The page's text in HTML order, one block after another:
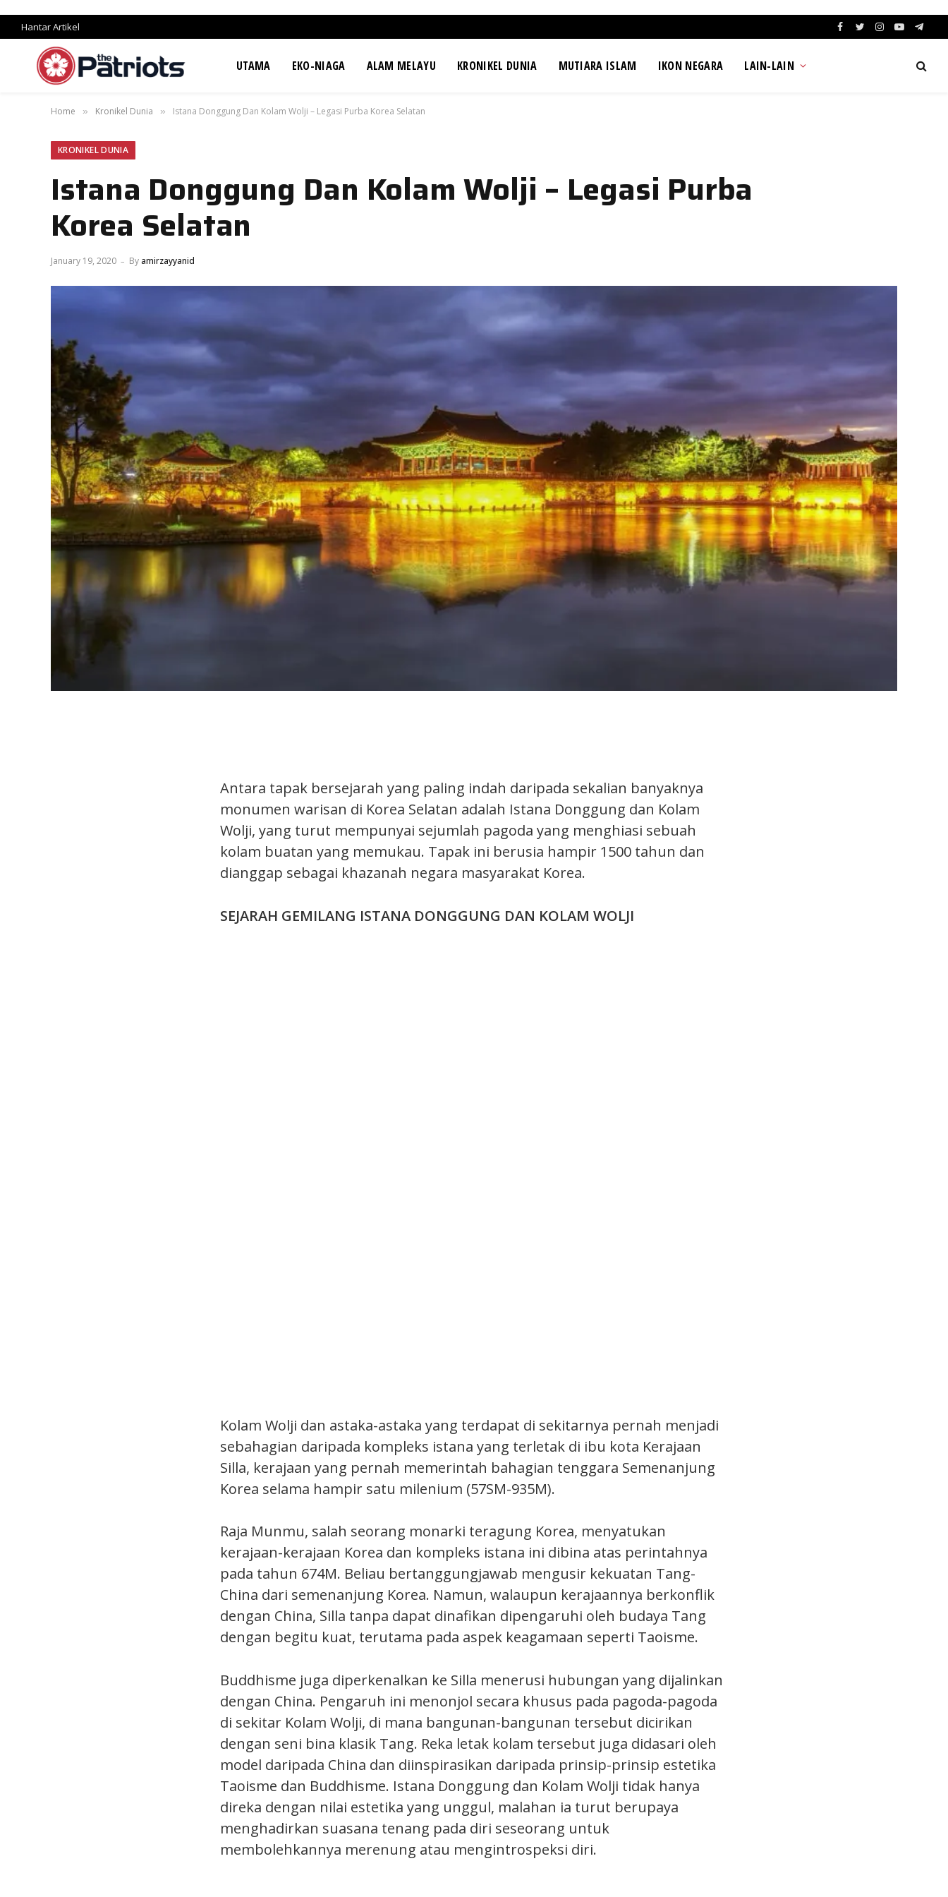
Hantar Artikel Facebook
TwitterInstagram
YouTube
UTAMA EKO-NIAGA ALAM MELAYU KRONIKEL DUNIA MUTIARA ISLAM IKON NEGARA LAIN-LAIN
Home » Kronikel Dunia » Istana Donggung Dan Kolam Wolji – Legasi Purba Korea Selatan
KRONIKEL DUNIA
Istana Donggung Dan Kolam Wolji – Legasi Purba
Korea Selatan
January 19, 2020 By amirzayyanid
Antara tapak bersejarah yang paling indah daripada sekalian banyaknya
monumen warisan di Korea Selatan adalah Istana Donggung dan Kolam
Wolji, yang turut mempunyai sejumlah pagoda yang menghiasi sebuah
kolam buatan yang memukau. Tapak ini berusia hampir 1500 tahun dan
dianggap sebagai khazanah negara masyarakat Korea.
SEJARAH GEMILANG ISTANA DONGGUNG DAN KOLAM WOLJI
Kolam Wolji dan astaka-astaka yang terdapat di sekitarnya pernah menjadi
sebahagian daripada kompleks istana yang terletak di ibu kota Kerajaan
Silla, kerajaan yang pernah memerintah bahagian tenggara Semenanjung
Korea selama hampir satu milenium (57SM-935M).
Raja Munmu, salah seorang monarki teragung Korea, menyatukan
kerajaan-kerajaan Korea dan kompleks istana ini dibina atas perintahnya
pada tahun 674M. Beliau bertanggungjawab mengusir kekuatan Tang-
China dari semenanjung Korea. Namun, walaupun kerajaannya berkonflik
dengan China, Silla tanpa dapat dinafikan dipengaruhi oleh budaya Tang
dengan begitu kuat, terutama pada aspek keagamaan seperti Taoisme.
Buddhisme juga diperkenalkan ke Silla menerusi hubungan yang dijalinkan
dengan China. Pengaruh ini menonjol secara khusus pada pagoda-pagoda
di sekitar Kolam Wolji, di mana bangunan-bangunan tersebut dicirikan
dengan seni bina klasik Tang. Reka letak kolam tersebut juga didasari oleh
model daripada China dan diinspirasikan daripada prinsip-prinsip estetika
Taoisme dan Buddhisme. Istana Donggung dan Kolam Wolji tidak hanya
direka dengan nilai estetika yang unggul, malahan ia turut berupaya
menghadirkan suasana tenang pada diri seseorang untuk
membolehkannya merenung atau mengintrospeksi diri.